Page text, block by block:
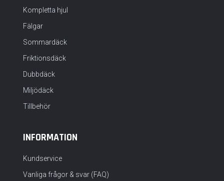
Kompletta hjul
Fälgar
Sommardäck
Friktionsdäck
Dubbdäck
Miljödäck
Tillbehör
INFORMATION
Kundservice
Vanliga frågor & svar (FAQ)